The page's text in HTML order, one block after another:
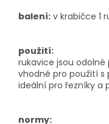
balení: v krabičce 1
použití:
rukavice jsou
vhodné pro použití s
ideální pro řezníky a
normy: